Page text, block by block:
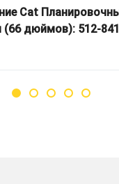
Cat
дюймов): 512-